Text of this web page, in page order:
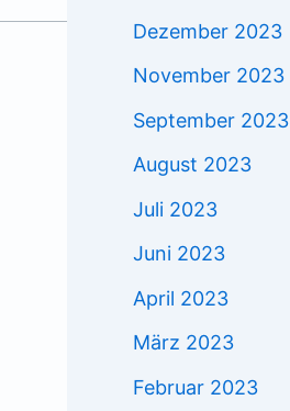
Dezember 2023
November 2023
September 2023
August 2023
Juli 2023
Juni 2023
April 2023
März 2023
Februar 2023